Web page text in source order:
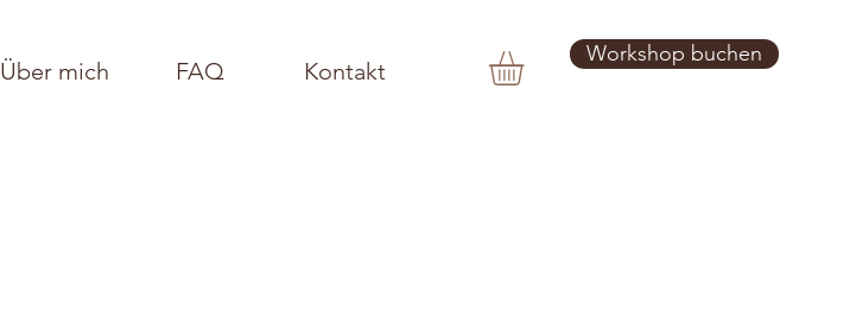
Über mich FAQ Kontakt
Workshop buchen